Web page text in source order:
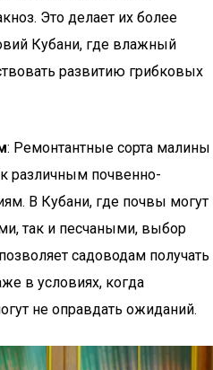
Это делает их более
Кубани, где влажный
развитию грибковых
: Ремонтантные сорта малины
различным почвенно-
В Кубани, где почвы могут
так и песчаными, выбор
садоводам получать
в условиях, когда
не оправдать ожиданий.